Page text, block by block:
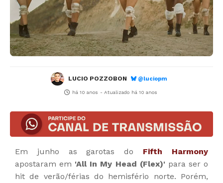
LUCIO POZZOBON @luciopm
há 10 anos - Atualizado há 10 anos
Em junho as garotas do Fifth Harmony
apostaram em 'All In My Head (Flex)'para ser o
hit de verão/férias do hemisfério norte. Porém,